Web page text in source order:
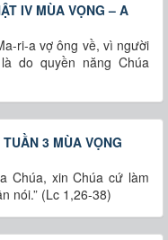
IV MÙA VỌNG – A
ri-a vợ ông về, vì người
do quyền năng Chúa
3 MÙA VỌNG
Chúa, xin Chúa cứ làm
nói.” (Lc 1,26-38)